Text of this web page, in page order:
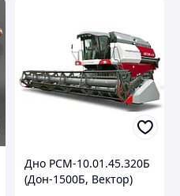
Дно РСМ-10.01.45.320Б
(Дон-1500Б, Вектор)